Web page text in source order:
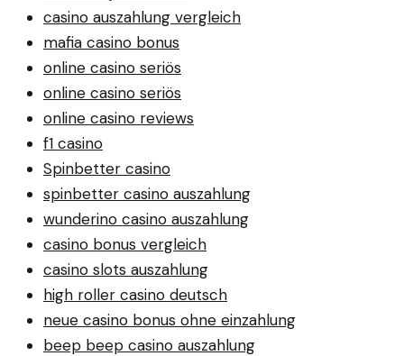
casino auszahlung vergleich
mafia casino bonus
online casino seriös
online casino seriös
online casino reviews
f1 casino
Spinbetter casino
spinbetter casino auszahlung
wunderino casino auszahlung
casino bonus vergleich
casino slots auszahlung
high roller casino deutsch
neue casino bonus ohne einzahlung
beep beep casino auszahlung